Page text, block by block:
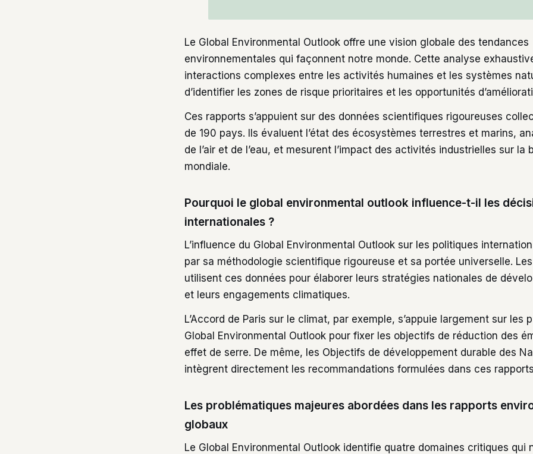
Le Global Environmental Outlook offre une vision globale des tendances
environnementales qui façonnent notre monde. Cette analyse
interactions complexes entre les activités humaines et les systèmes
d’identifier les zones de risque prioritaires et les opportunités
Ces rapports s’appuient sur des données scientifiques rigoureuses
de 190 pays. Ils évaluent l’état des écosystèmes terrestres et marins,
de l’air et de l’eau, et mesurent l’impact des activités industrielles sur la
mondiale.
Pourquoi le global environmental outlook influence-t-il les
internationales ?
L’influence du Global Environmental Outlook sur les politiques
par sa méthodologie scientifique rigoureuse et sa portée universelle.
utilisent ces données pour élaborer leurs stratégies nationales de
et leurs engagements climatiques.
L’Accord de Paris sur le climat, par exemple, s’appuie largement sur les
Global Environmental Outlook pour fixer les objectifs de réduction des
effet de serre. De même, les Objectifs de développement durable des
intègrent directement les recommandations formulées dans ces
Les problématiques majeures abordées dans les rapports
globaux
Le Global Environmental Outlook identifie quatre domaines critiques qui